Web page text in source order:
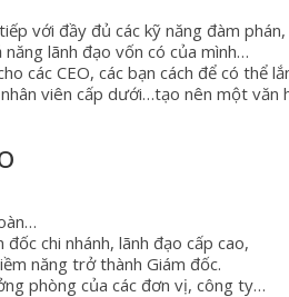
với đầy đủ các kỹ năng đàm
lãnh đạo vốn có của mình…
các CEO, các bạn cách để có thể
viên cấp dưới…tạo nên một văn
đốc chi nhánh, lãnh đạo cấp cao,
năng trở thành Giám đốc.
phòng của các đơn vị, công ty…